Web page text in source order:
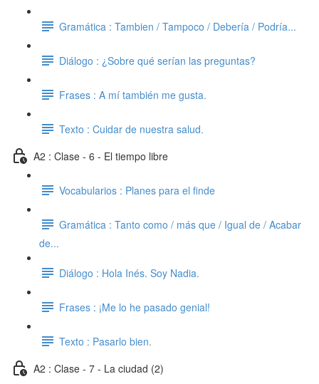
Gramática : Tambien / Tampoco / Debería / Podría...
Diálogo : ¿Sobre qué serían las preguntas?
Frases : A mí también me gusta.
Texto : Cuidar de nuestra salud.
A2 : Clase - 6 - El tiempo libre
Vocabularios : Planes para el finde
Gramática : Tanto como / más que / Igual de / Acabar
de...
Diálogo : Hola Inés. Soy Nadia.
Frases : ¡Me lo he pasado genial!
Texto : Pasarlo bien.
A2 : Clase - 7 - La ciudad (2)